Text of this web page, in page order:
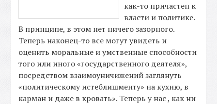
как-то причастен к
власти и политике.
В принципе, в этом нет ничего зазорного.
Теперь наконец-то все могут увидеть и
оценить моральные и умственные способности
того или иного «государственного деятеля»,
посредством взаимоуничижений заглянуть
«политическому истеблишменту» на кухню, в
карман и даже в кровать». Теперь у нас , как ни